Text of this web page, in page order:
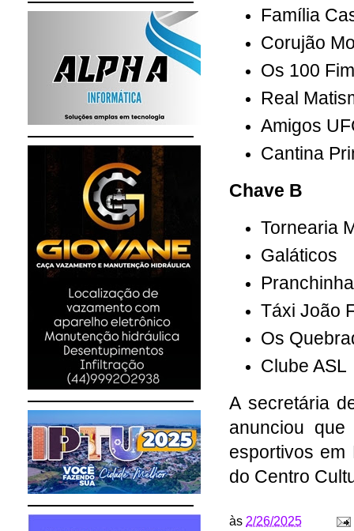
Família
Corujão
Os 100 Fim
Real
Amigos
Cantina
Chave B
Tornearia
Galáticos
Pranchinha
Táxi João
Os
Clube ASL
A secretária
anunciou
esportivos em
do Centro
às 2/26/2025